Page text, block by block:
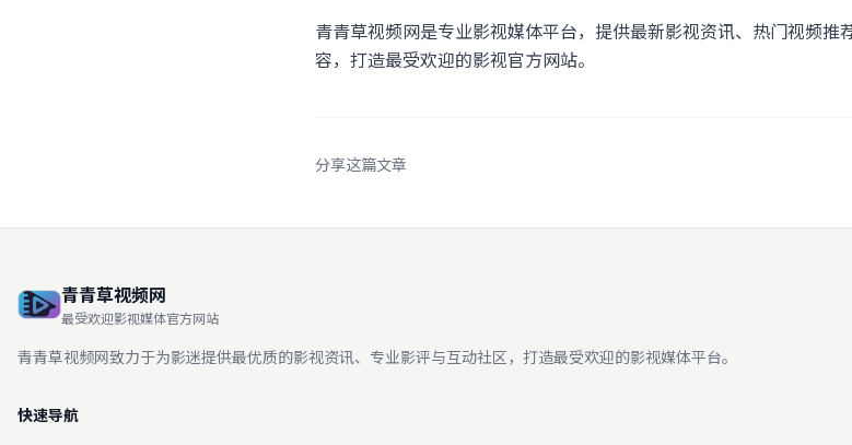
青青草视频网是专业影视媒体平台，提供最新影视资讯、热门视频推
容，打造最受欢迎的影视官方网站。
分享这篇文章
青青草视频网
最受欢迎影视媒体官方网站
青青草视频网致力于为影迷提供最优质的影视资讯、专业影评与互动社区，打造最受欢迎的影视媒体平台。
快速导航